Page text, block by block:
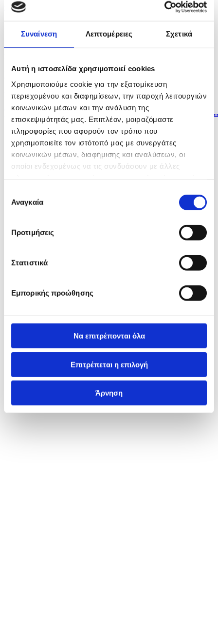
Συναίνεση Λεπτομέρειες Σχετικά
Αυτή η ιστοσελίδα χρησιμοποιεί cookies
Χρησιμοποιούμε cookie για την εξατομίκευση
περιεχομένου και διαφημίσεων, την παροχή λειτουργιών
κοινωνικών μέσων και την ανάλυση της
επισκεψιμότητάς μας. Επιπλέον, μοιραζόμαστε
πληροφορίες που αφορούν τον τρόπο που
χρησιμοποιείτε τον ιστότοπό μας με συνεργάτες
κοινωνικών μέσων, διαφήμισης και αναλύσεων, οι
οποίοι ενδεχομένως να τις συνδυάσουν με άλλες
των υπηρεσιών τους.
συγκατάθεσης
Αναγκαία
Προτιμήσεις
Στατιστικά
Εμπορικής προώθησης
Να επιτρέπονται όλα
Επιτρέπεται η επιλογή
Άρνηση
πριν 24 λεπτά
απέναντι...
Πυρκαγιές σε υποστατικά αλλά και σε ξηρά χόρτα...
πριν 32 λεπτά
Το Πακιστάν ελπίζει ότι η συμφωνία για Ορμούζ θα...